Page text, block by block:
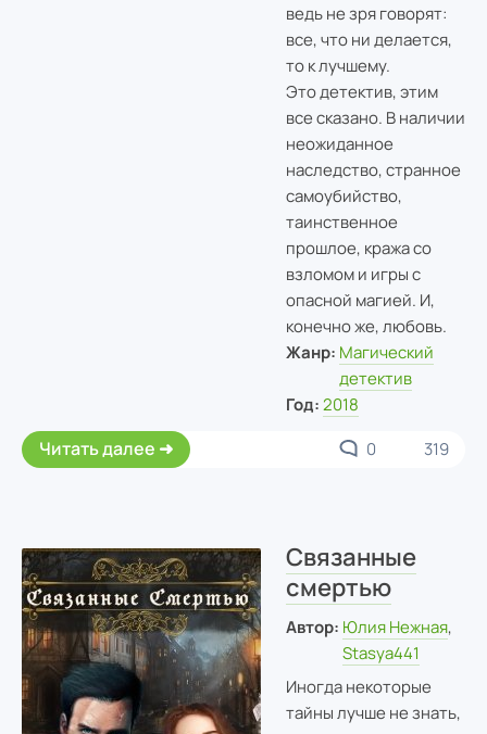
ведь не зря говорят:
все, что ни делается,
то к лучшему.
Это детектив, этим
все сказано. В наличии
неожиданное
наследство, странное
самоубийство,
таинственное
прошлое, кража со
взломом и игры с
опасной магией. И,
конечно же, любовь.
Жанр: Магический
детектив
Год: 2018
Читать далее 0 319
Связанные
смертью
Автор: Юлия Нежная,
Stasya441
Иногда некоторые
тайны лучше не знать,